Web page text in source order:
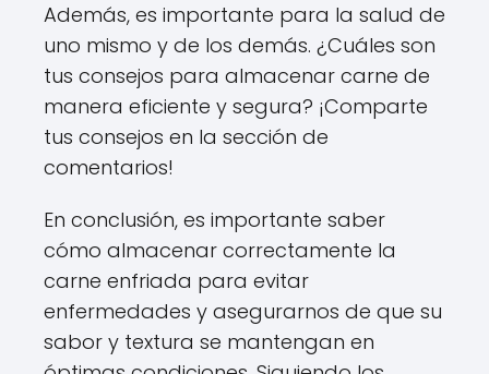
Además, es importante para la salud de
uno mismo y de los demás. ¿Cuáles son
tus consejos para almacenar carne de
manera eficiente y segura? ¡Comparte
tus consejos en la sección de
comentarios!
En conclusión, es importante saber
cómo almacenar correctamente la
carne enfriada para evitar
enfermedades y asegurarnos de que su
sabor y textura se mantengan en